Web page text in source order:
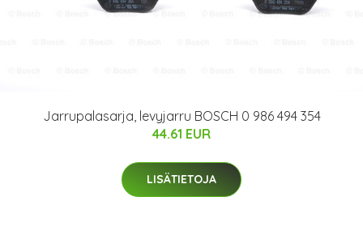
Jarrupalasarja, levyjarru BOSCH 0 986 494 354
44.61 EUR
LISÄTIETOJA